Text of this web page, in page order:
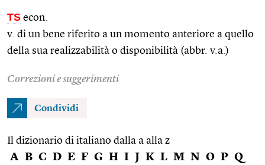
TS econ.
v. di un bene riferito a un momento anteriore a quello
della sua realizzabilità o disponibilità (abbr. v.a.)
Correzioni e suggerimenti
Condividi
Il dizionario di italiano dalla a alla z
A B C D E F G H I J K L M N O P Q